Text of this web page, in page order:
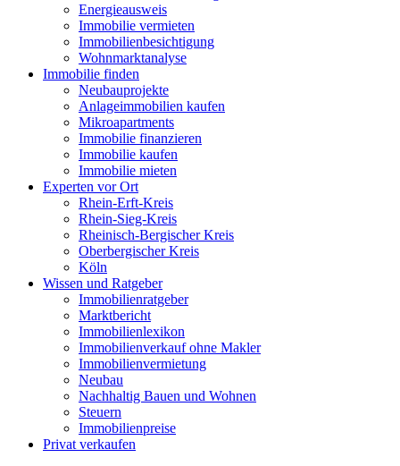
Energieausweis
Immobilie vermieten
Immobilienbesichtigung
Wohnmarktanalyse
Immobilie finden
Neubauprojekte
Anlageimmobilien kaufen
Mikroapartments
Immobilie finanzieren
Immobilie kaufen
Immobilie mieten
Experten vor Ort
Rhein-Erft-Kreis
Rhein-Sieg-Kreis
Rheinisch-Bergischer Kreis
Oberbergischer Kreis
Köln
Wissen und Ratgeber
Immobilienratgeber
Marktbericht
Immobilienlexikon
Immobilienverkauf ohne Makler
Immobilienvermietung
Neubau
Nachhaltig Bauen und Wohnen
Steuern
Immobilienpreise
Privat verkaufen